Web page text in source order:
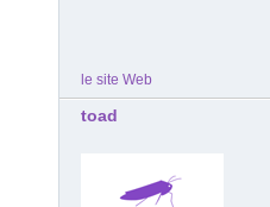
le site Web
toad